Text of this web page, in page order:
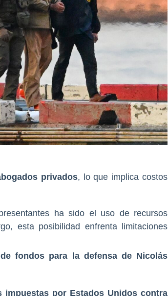
privados, lo que implica costos
ha sido el uso de recursos
esta posibilidad enfrenta limitaciones
fondos para la defensa de Nicolás
impuestas por Estados Unidos contra